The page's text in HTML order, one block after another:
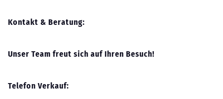
Kontakt & Beratung:
Unser Team freut sich auf Ihren Besuch!
Telefon Verkauf: